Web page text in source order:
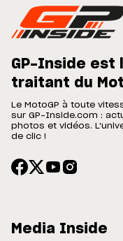
GP-Inside est
traitant du
Le MotoGP à toute
sur GP-Inside.com :
photos et vidéos.
de clic !
Media Inside